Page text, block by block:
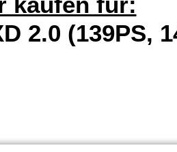
2.0 (139PS,